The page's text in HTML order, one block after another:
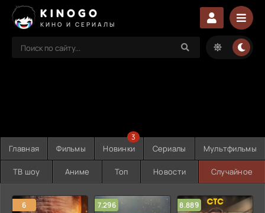
KINOGO
КИНО И СЕРИАЛЫ
Главная Фильмы Новинки
3
Сериалы Мультфильмы
ТВ шоу Аниме Топ Новости Случайное
6 7.296 8.889